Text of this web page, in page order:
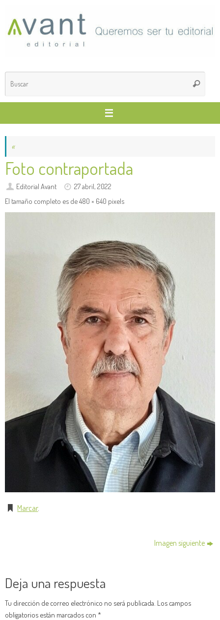
contenido
Buscar
«
Foto contraportada
Editorial Avant
27 abril, 2022
El tamaño completo es de480 × 640 pixels
Marcar.
Imagen siguiente
Deja una respuesta
Tu dirección de correo electrónico no será publicada. Los campos
obligatorios están marcados con *